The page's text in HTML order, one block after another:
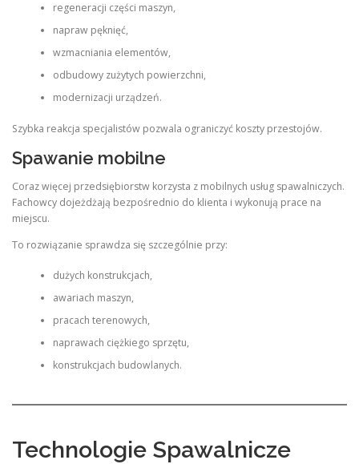
regeneracji części maszyn,
napraw pęknięć,
wzmacniania elementów,
odbudowy zużytych powierzchni,
modernizacji urządzeń.
Szybka reakcja specjalistów pozwala ograniczyć koszty przestojów.
Spawanie mobilne
Coraz więcej przedsiębiorstw korzysta z mobilnych usług spawalniczych.
Fachowcy dojeżdżają bezpośrednio do klienta i wykonują prace na
miejscu.
To rozwiązanie sprawdza się szczególnie przy:
dużych konstrukcjach,
awariach maszyn,
pracach terenowych,
naprawach ciężkiego sprzętu,
konstrukcjach budowlanych.
Technologie Spawalnicze